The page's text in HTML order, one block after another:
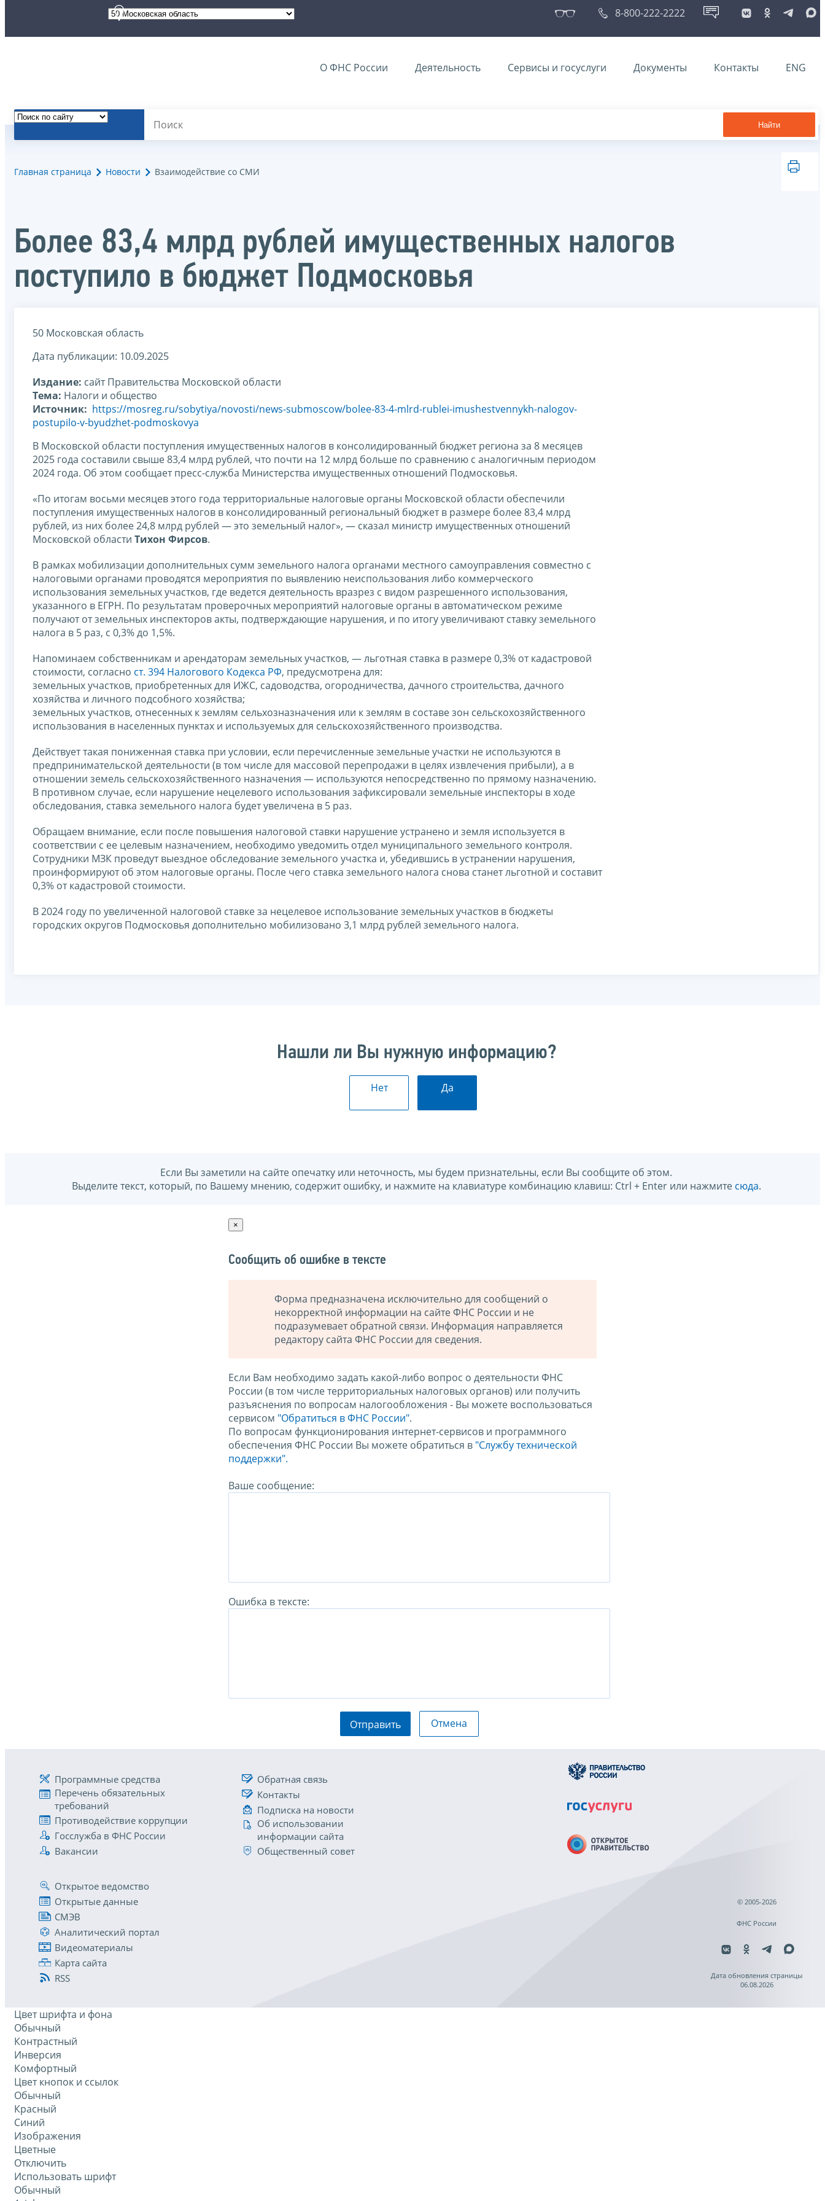
8-800-222-2222
О ФНС России Деятельность Сервисы и госуслуги Документы Контакты ENG
Найти
Главная страница Новости Взаимодействие со СМИ
Более 83,4 млрд рублей имущественных налогов
поступило в бюджет Подмосковья
50 Московская область
Дата публикации: 10.09.2025
Издание: сайт Правительства Московской области
Тема: Налоги и общество
Источник: https://mosreg.ru/sobytiya/novosti/news-submoscow/bolee-83-4-mlrd-rublei-imushestvennykh-nalogov-
postupilo-v-byudzhet-podmoskovya
В Московской области поступления имущественных налогов в консолидированный бюджет региона за 8 месяцев
2025 года составили свыше 83,4 млрд рублей, что почти на 12 млрд больше по сравнению с аналогичным периодом
2024 года. Об этом сообщает пресс-служба Министерства имущественных отношений Подмосковья.
«По итогам восьми месяцев этого года территориальные налоговые органы Московской области обеспечили
поступления имущественных налогов в консолидированный региональный бюджет в размере более 83,4 млрд
рублей, из них более 24,8 млрд рублей — это земельный налог», — сказал министр имущественных отношений
Московской области Тихон Фирсов.
В рамках мобилизации дополнительных сумм земельного налога органами местного самоуправления совместно с
налоговыми органами проводятся мероприятия по выявлению неиспользования либо коммерческого
использования земельных участков, где ведется деятельность вразрез с видом разрешенного использования,
указанного в ЕГРН. По результатам проверочных мероприятий налоговые органы в автоматическом режиме
получают от земельных инспекторов акты, подтверждающие нарушения, и по итогу увеличивают ставку земельного
налога в 5 раз, с 0,3% до 1,5%.
Напоминаем собственникам и арендаторам земельных участков, — льготная ставка в размере 0,3% от кадастровой
стоимости, согласно ст. 394 Налогового Кодекса РФ, предусмотрена для:
земельных участков, приобретенных для ИЖС, садоводства, огородничества, дачного строительства, дачного
хозяйства и личного подсобного хозяйства;
земельных участков, отнесенных к землям сельхозназначения или к землям в составе зон сельскохозяйственного
использования в населенных пунктах и используемых для сельскохозяйственного производства.
Действует такая пониженная ставка при условии, если перечисленные земельные участки не используются в
предпринимательской деятельности (в том числе для массовой перепродажи в целях извлечения прибыли), а в
отношении земель сельскохозяйственного назначения — используются непосредственно по прямому назначению.
В противном случае, если нарушение нецелевого использования зафиксировали земельные инспекторы в ходе
обследования, ставка земельного налога будет увеличена в 5 раз.
Обращаем внимание, если после повышения налоговой ставки нарушение устранено и земля используется в
соответствии с ее целевым назначением, необходимо уведомить отдел муниципального земельного контроля.
Сотрудники МЗК проведут выездное обследование земельного участка и, убедившись в устранении нарушения,
проинформируют об этом налоговые органы. После чего ставка земельного налога снова станет льготной и составит
0,3% от кадастровой стоимости.
В 2024 году по увеличенной налоговой ставке за нецелевое использование земельных участков в бюджеты
городских округов Подмосковья дополнительно мобилизовано 3,1 млрд рублей земельного налога.
Нашли ли Вы нужную информацию?
Нет Да
Если Вы заметили на сайте опечатку или неточность, мы будем признательны, если Вы сообщите об этом.
Выделите текст, который, по Вашему мнению, содержит ошибку, и нажмите на клавиатуре комбинацию клавиш: Ctrl + Enter или нажмите сюда.
×
Сообщить об ошибке в тексте
Форма предназначена исключительно для сообщений о
некорректной информации на сайте ФНС России и не
подразумевает обратной связи. Информация направляется
редактору сайта ФНС России для сведения.
Если Вам необходимо задать какой-либо вопрос о деятельности ФНС
России (в том числе территориальных налоговых органов) или получить
разъяснения по вопросам налогообложения - Вы можете воспользоваться
сервисом "Обратиться в ФНС России".
По вопросам функционирования интернет-сервисов и программного
обеспечения ФНС России Вы можете обратиться в "Службу технической
поддержки".
Ваше сообщение:
Ошибка в тексте:
Отправить Отмена
Программные средства
Перечень обязательных
требований
Противодействие коррупции
Госслужба в ФНС России
Вакансии
Обратная связь
Контакты
Подписка на новости
Об использовании
информации сайта
Общественный совет
Открытое ведомство
Открытые данные
СМЭВ
Аналитический портал
Видеоматериалы
Карта сайта
RSS
© 2005-2026
ФНС России
Дата обновления страницы
06.08.2026
Цвет шрифта и фона
Обычный
Контрастный
Инверсия
Комфортный
Цвет кнопок и ссылок
Обычный
Красный
Синий
Изображения
Цветные
Отключить
Использовать шрифт
Обычный